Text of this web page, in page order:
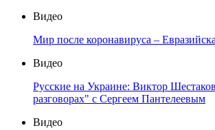
Видео
Мир после коронавируса –
Видео
Русские на Украине: Виктор
разговорах" с Сергеем Пантелеевым
Видео